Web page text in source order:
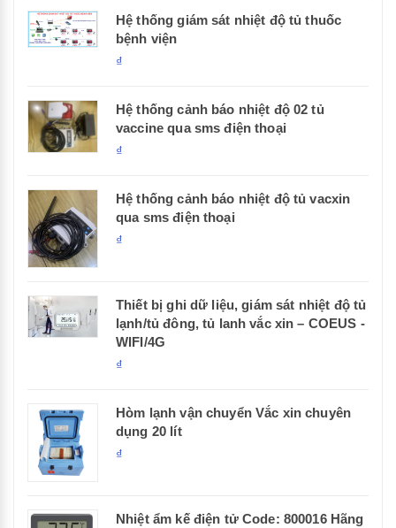
Hệ thống giám sát nhiệt độ tủ thuốc
bệnh viện
₫
Hệ thống cảnh báo nhiệt độ 02 tủ
vaccine qua sms điện thoại
₫
Hệ thống cảnh báo nhiệt độ tủ vacxin
qua sms điện thoại
₫
Thiết bị ghi dữ liệu, giám sát nhiệt độ tủ
lạnh/tủ đông, tủ lanh vắc xin – COEUS -
WIFI/4G
₫
Hòm lạnh vận chuyển Vắc xin chuyên
dụng 20 lít
₫
Nhiệt ẩm kế điện tử Code: 800016 Hãng